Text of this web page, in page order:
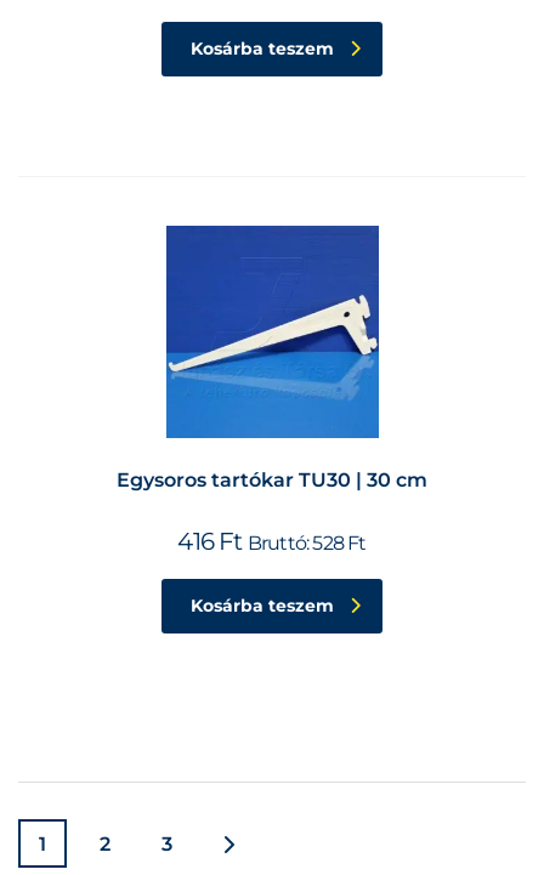
Kosárba teszem
Egysoros tartókar TU30 | 30 cm
416 Ft Bruttó:528Ft
Kosárba teszem
1 2 3